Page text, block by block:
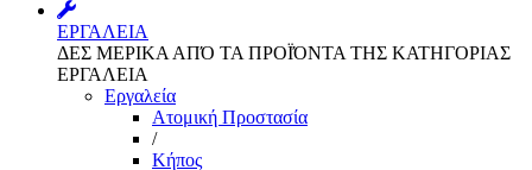
ΕΡΓΑΛΕΙΑ
ΔΕΣ ΜΕΡΙΚΑ ΑΠΌ ΤΑ ΠΡΟΪΌΝΤΑ ΤΗΣ ΚΑΤΗΓΟΡΙΑΣ
ΕΡΓΑΛΕΙΑ
Εργαλεία
Aτομική Προστασία
/
Kήπος